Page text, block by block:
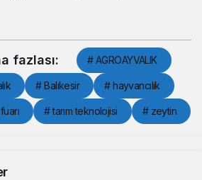
fazlası: # AGROAYVALIK
# Balıkesir # hayvancılık
# tarım teknolojisi # zeytin